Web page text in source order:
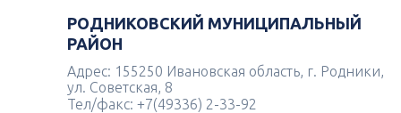
РОДНИКОВСКИЙ МУНИЦИПАЛЬНЫЙ
РАЙОН
Адрес: 155250 Ивановская область, г. Родники,
ул. Советская, 8
Тел/факс: +7(49336) 2-33-92